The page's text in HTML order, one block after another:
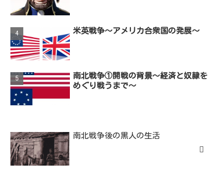
米英戦争～アメリカ合衆国の発展～
南北戦争①開戦の背景～経済と奴隷を
めぐり戦うまで～
南北戦争後の黒人の生活